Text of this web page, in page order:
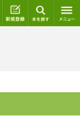
ログイン 新規登録